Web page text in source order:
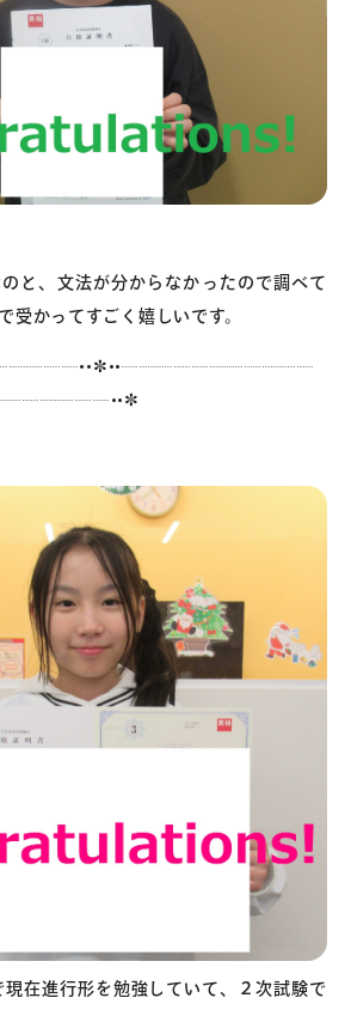
と、文法が分からなかったので調べて
受かってすごく嬉しいです。
在進行形を勉強していて、２次試験で